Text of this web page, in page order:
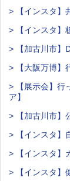
> 【インスタ】
> 【インスタ】
> 【加古川市】
> 【大阪万博】
> 【展示会】行
ア】
> 【加古川市】
> 【インスタ】
> 【インスタ】
> 【インスタ】